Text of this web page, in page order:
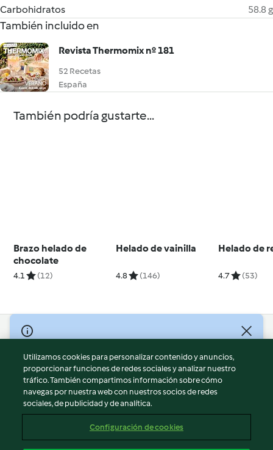
Carbohidratos
58.8 g
También incluido en
Revista Thermomix nº 181
52 Recetas
España
También podría gustarte...
Brazo helado de
chocolate
4.1 (12)
Helado de vainilla
4.8 (146)
Helado de
4.7 (53)
© Copyright 2026
Términos de uso
Política de privacidad
Aviso legal
Información legal
Reportar contenido
Utilizamos cookies para personalizar contenido y anuncios,
proporcionar funciones de redes sociales y analizar nuestro
tráfico. También compartimos información sobre cómo
navegas por nuestra web con nuestros socios de redes
sociales, de publicidad y de analítica.
Configuración de cookies